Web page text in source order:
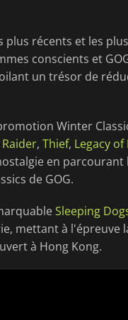
plus récents et les
conscients et
un trésor de
Winter
, Thief, Legacy of
en
de GOG.
Sleeping
mettant à l'épreuve
à Hong Kong.